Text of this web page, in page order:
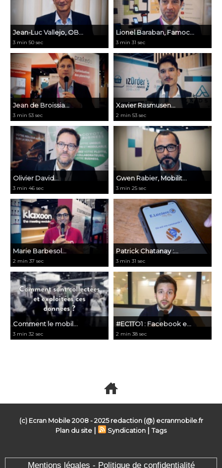
Jean-Luc Vallejo, OB...
3 min 50 sec
Lionel Baraban, Famoc...
3 min 31 sec
Jean de Broissia...
3 min 53 sec
Xavier Rasmusen...
2 min 53 sec
Olivier David...
3 min 46 sec
Gwen Rabier, Mobilit...
3 min 25 sec
Marie Barbesol...
2 min 37 sec
​Patrick Chatanay :...
3 min 31 sec
​Comment le mobil...
3 min 32 sec
#EC1TO1 : Facebook e...
2 min 38 sec
(c) Ecran Mobile 2008 - 2025 redaction (@) ecranmobile.fr
Plan du site | Syndication |Tags
Mentions légales - Politique de confidentialité